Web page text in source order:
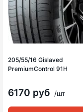
205/55/16 Gislaved
PremiumControl 91H
6170 руб /шт